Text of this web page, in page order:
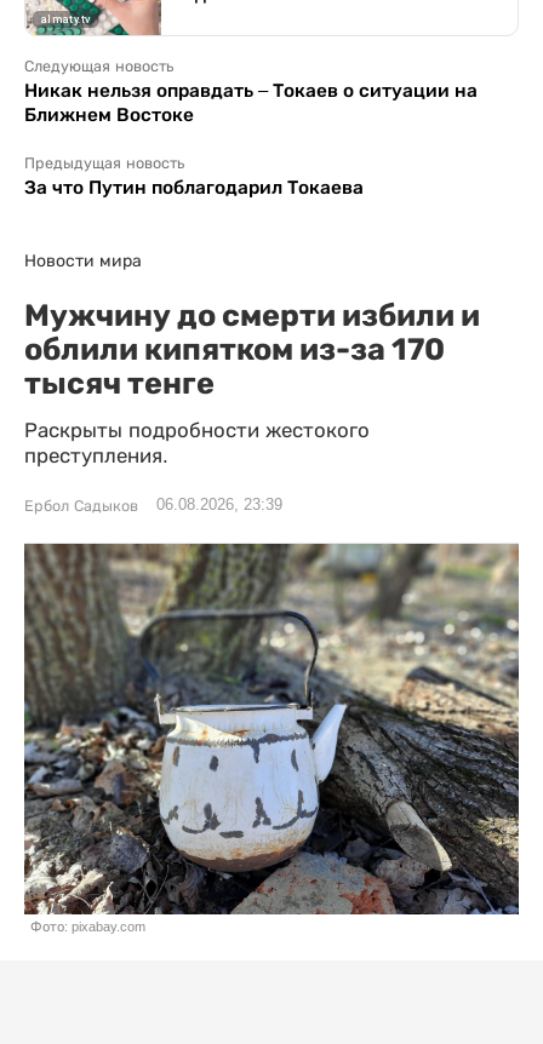
Следующая новость
Никак нельзя оправдать – Токаев о ситуации на
Ближнем Востоке
Предыдущая новость
За что Путин поблагодарил Токаева
Новости мира
Мужчину до смерти избили и
облили кипятком из-за 170
тысяч тенге
Раскрыты подробности жестокого
преступления.
Ербол Садыков 06.08.2026, 23:39
Фото: pixabay.com